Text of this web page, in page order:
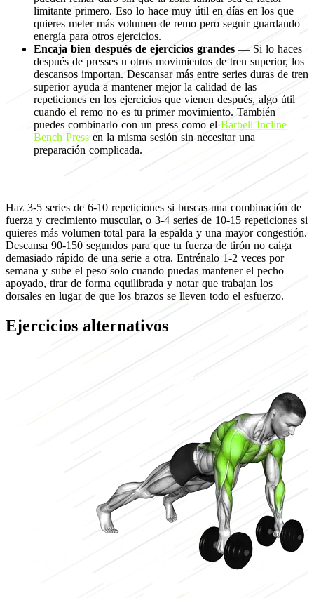
limitante primero. Eso lo hace muy útil en días en los que
quieres meter más volumen de remo pero seguir guardando
energía para otros ejercicios.
Encaja bien después de ejercicios grandes — Si lo haces
después de presses u otros movimientos de tren superior, los
descansos importan. Descansar más entre series duras de tren
superior ayuda a mantener mejor la calidad de las
repeticiones en los ejercicios que vienen después, algo útil
cuando el remo no es tu primer movimiento. También
puedes combinarlo con un press como elBarbell Incline
Bench Press en la misma sesión sin necesitar una
preparación complicada.
Haz 3-5 series de 6-10 repeticiones si buscas una combinación de
fuerza y crecimiento muscular, o 3-4 series de 10-15 repeticiones si
quieres más volumen total para la espalda y una mayor congestión.
Descansa 90-150 segundos para que tu fuerza de tirón no caiga
demasiado rápido de una serie a otra. Entrénalo 1-2 veces por
semana y sube el peso solo cuando puedas mantener el pecho
apoyado, tirar de forma equilibrada y notar que trabajan los
dorsales en lugar de que los brazos se lleven todo el esfuerzo.
Ejercicios alternativos